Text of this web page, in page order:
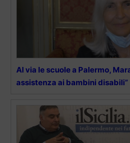
Al via le scuole a Palermo,
assistenza ai bambini disabili”